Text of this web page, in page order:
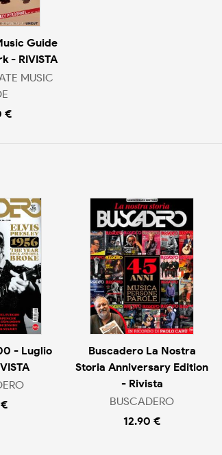
Guide
- RIVISTA
MUSIC
€
- Luglio
Buscadero La Nostra
Storia Anniversary Edition
- Rivista
BUSCADERO
12.90 €